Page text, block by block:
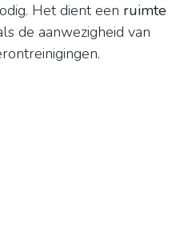
Het dient een ruimte
de aanwezigheid van